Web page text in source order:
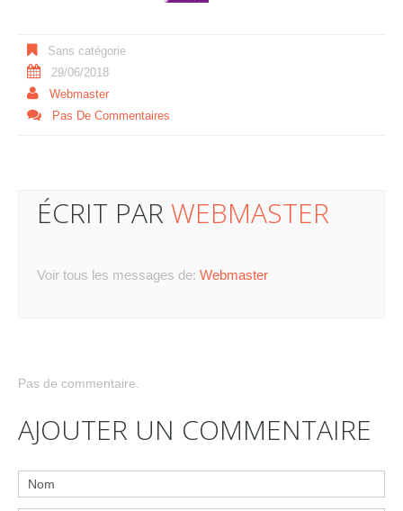
Sans catégorie
29/06/2018
Webmaster
Pas De Commentaires
ÉCRIT PAR WEBMASTER
Voir tous les messages de: Webmaster
Pas de commentaire.
AJOUTER UN COMMENTAIRE